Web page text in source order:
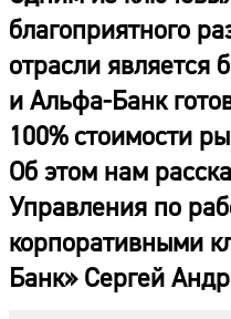
благоприятного
отрасли является
и Альфа-Банк
100% стоимости
Об этом нам
Управления по
корпоративными
Банк» Сергей
Курсы валют